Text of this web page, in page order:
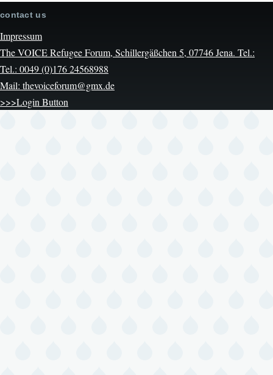
contact us
Impressum
The VOICE Refugee Forum, Schillergäßchen 5, 07746 Jena. Tel.:
Tel.: 0049 (0)176 24568988
Mail: thevoiceforum@gmx.de
>>>Login Button